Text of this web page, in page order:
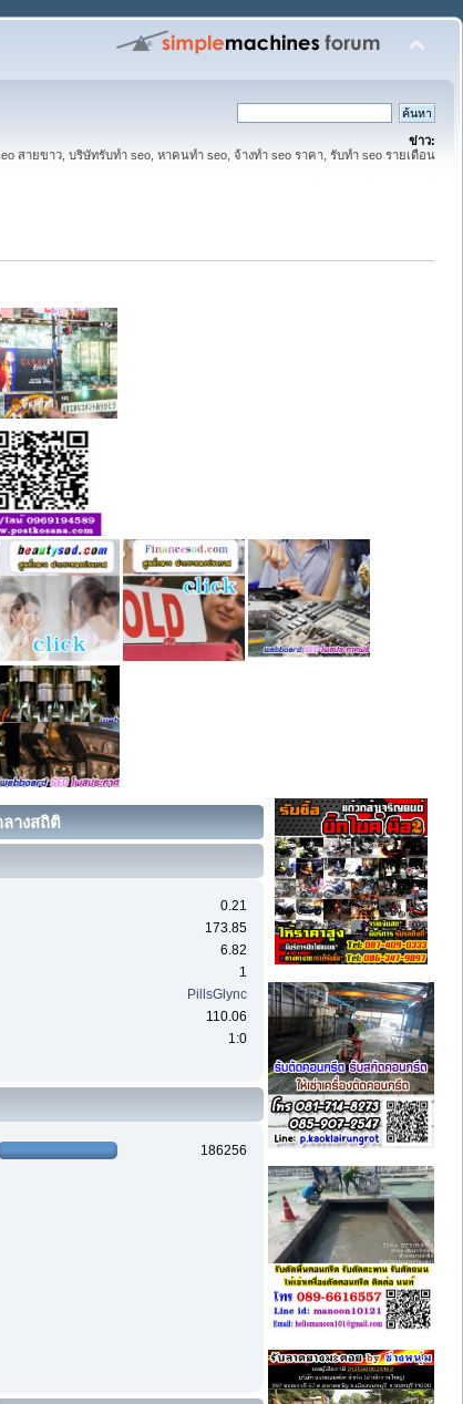
ข่าว:
สายขาว, บริษัทรับทำ seo, หาคนทำ seo, จ้างทำ seo ราคา, รับทำ seo รายเดือน
างสถิติ
0.21
173.85
6.82
1
PillsGlync
110.06
1:0
186256